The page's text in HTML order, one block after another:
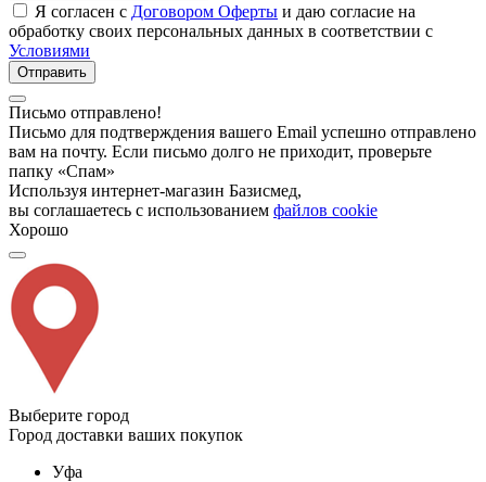
Я согласен с Договором Оферты и даю согласие на
обработку своих персональных данных в соответствии с
Условиями
Отправить
Письмо отправлено!
Письмо для подтверждения вашего Email успешно отправлено
вам на почту. Если письмо долго не приходит, проверьте
папку «Спам»
Используя интернет-магазин Базисмед,
вы соглашаетесь с использованием файлов cookie
Хорошо
Выберите город
Город доставки ваших покупок
Уфа